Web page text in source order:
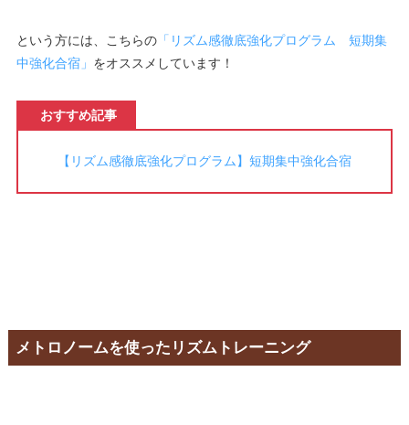
という方には、こちらの「リズム感徹底強化プログラム 短期集
中強化合宿」 をオススメしています！
おすすめ記事
【リズム感徹底強化プログラム】短期集中強化合宿
メトロノームを使ったリズムトレーニング